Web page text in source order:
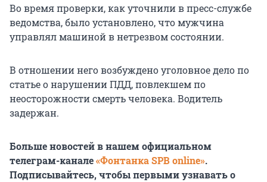
Во время проверки, как уточнили в пресс-службе
ведомства, было установлено, что мужчина
управлял машиной в нетрезвом состоянии.
В отношении него возбуждено уголовное дело по
статье о нарушении ПДД, повлекшем по
неосторожности смерть человека. Водитель
задержан.
Больше новостей в нашем официальном
телеграм-канале«Фонтанка SPB online».
Подписывайтесь, чтобы первыми узнавать о